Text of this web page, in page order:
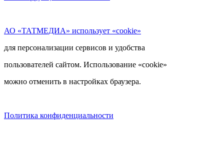
АО «ТАТМЕДИА» использует «cookie»
для персонализации сервисов и удобства
пользователей сайтом. Использование «cookie»
можно отменить в настройках браузера.
Политика конфиденциальности